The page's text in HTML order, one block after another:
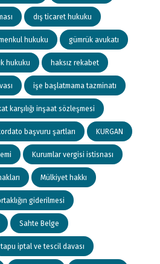
dış ticaret hukuku
hukuku gümrük avukatı
hukuku haksız rekabet
işe başlatmama tazminatı
karşılığı inşaat sözleşmesi
başvuru şartları KURGAN
Kurumlar vergisi istisnası
Mülkiyet hakkı
giderilmesi
Sahte Belge
tapu iptal ve tescil davası